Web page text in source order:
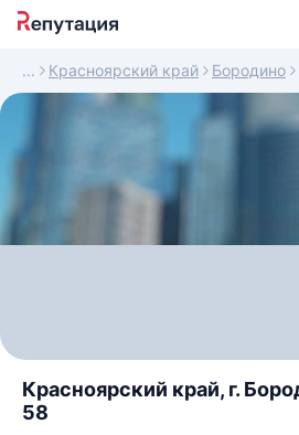
Красноярский край Бородино
Красноярский край, г.
58